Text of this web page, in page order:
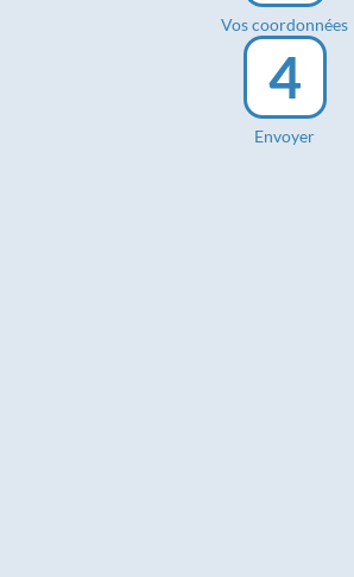
Vos coordonnées
4
Envoyer